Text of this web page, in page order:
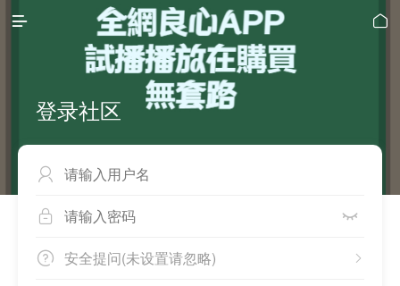
 
登录社区

 
 
安全提问(未设置请忽略)